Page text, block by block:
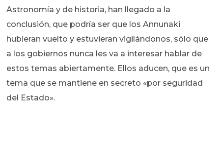
Astronomía y de historia, han llegado a la
conclusión, que podría ser que los Annunaki
hubieran vuelto y estuvieran vigilándonos, sólo que
a los gobiernos nunca les va a interesar hablar de
estos temas abiertamente. Ellos aducen, que es un
tema que se mantiene en secreto «por seguridad
del Estado».